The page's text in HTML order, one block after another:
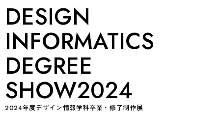
DESIGN
INFORMATICS
DEGREE
SHOW2024
2024年度デザイン情報学科卒業・修了制作展